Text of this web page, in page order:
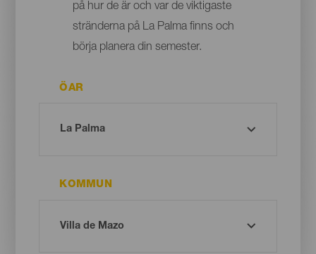
på hur de är och var de viktigaste
stränderna på La Palma finns och
börja planera din semester.
ÖAR
KOMMUN